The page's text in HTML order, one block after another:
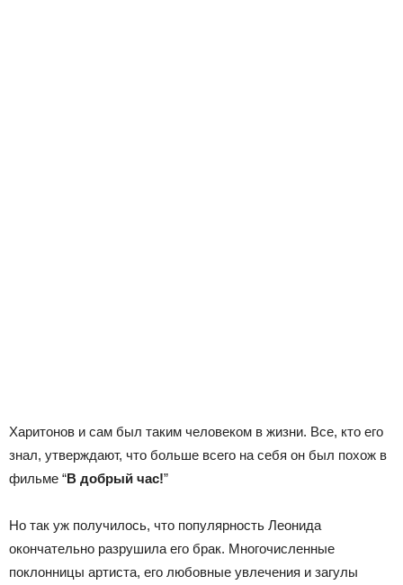
Харитонов и сам был таким человеком в жизни. Все, кто его
знал, утверждают, что больше всего на себя он был похож в
фильме “В добрый час!”
Но так уж получилось, что популярность Леонида
окончательно разрушила его брак. Многочисленные
поклонницы артиста, его любовные увлечения и загулы